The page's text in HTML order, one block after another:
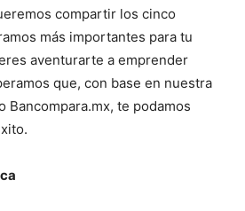
compartir los cinco
más importantes para tu
aventurarte a emprender
que, con base en nuestra
te podamos